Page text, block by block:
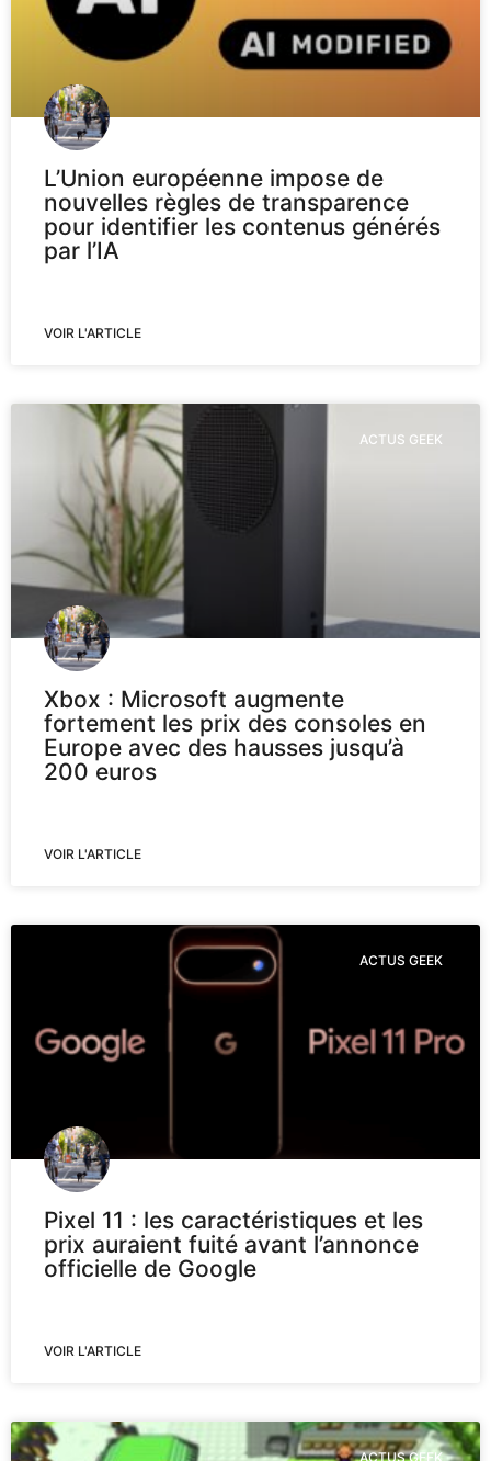
L’Union européenne impose de
nouvelles règles de transparence
pour identifier les contenus générés
par l’IA
VOIR L'ARTICLE
ACTUS GEEK
Xbox : Microsoft augmente
fortement les prix des consoles en
Europe avec des hausses jusqu’à
200 euros
VOIR L'ARTICLE
ACTUS GEEK
Pixel 11 : les caractéristiques et les
prix auraient fuité avant l’annonce
officielle de Google
VOIR L'ARTICLE
ACTUS GEEK